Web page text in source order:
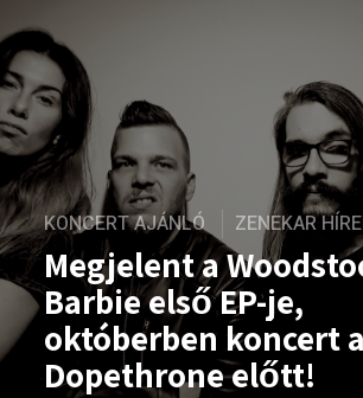
KONCERT AJÁNLÓ ZENEKAR
Megjelent a
Barbie első EP-je,
októberben koncert a
Dopethrone előtt!